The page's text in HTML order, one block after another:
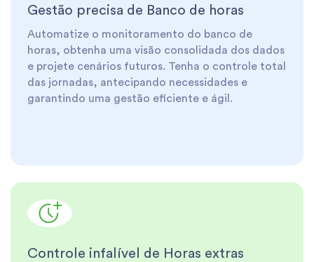
Gestão precisa de Banco de horas
Automatize o monitoramento do banco de
horas, obtenha uma visão consolidada dos dados
e projete cenários futuros. Tenha o controle total
das jornadas, antecipando necessidades e
garantindo uma gestão eficiente e ágil.
Controle infalível de Horas extras